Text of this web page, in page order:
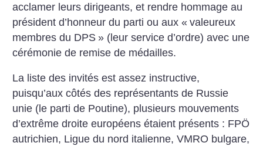
acclamer leurs dirigeants, et rendre hommage au
président d’honneur du parti ou aux « valeureux
membres du DPS » (leur service d’ordre) avec une
cérémonie de remise de médailles.
La liste des invités est assez instructive,
puisqu’aux côtés des représentants de Russie
unie (le parti de Poutine), plusieurs mouvements
d’extrême droite européens étaient présents : FPÖ
autrichien, Ligue du nord italienne, VMRO bulgare,